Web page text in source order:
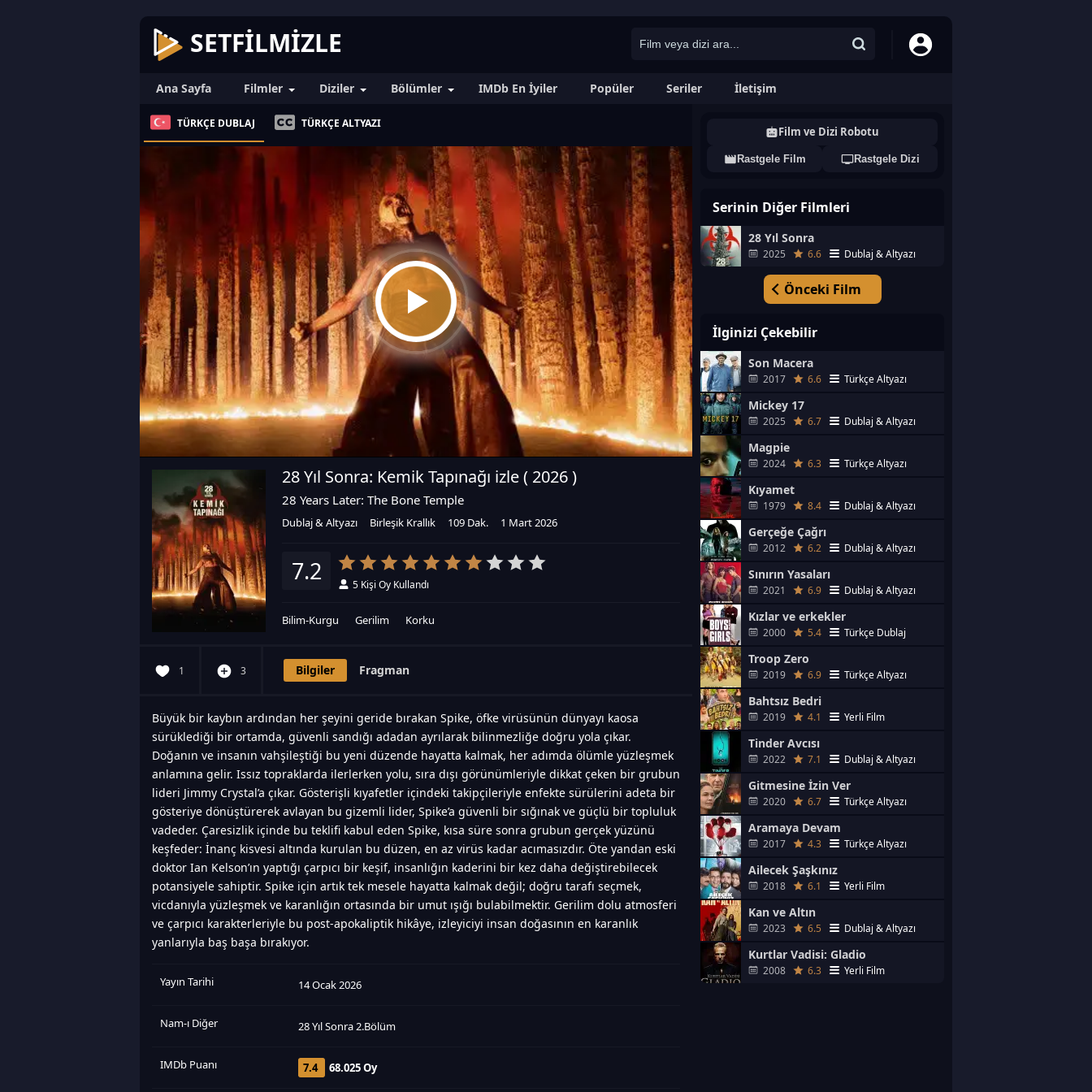
SETFILMIZLE
Ana Sayfa Filmler Diziler Bölümler IMDb En İyiler Popüler Seriler İletişim
TÜRKÇE DUBLAJ TÜRKÇE ALTYAZI
28 Yıl Sonra: Kemik Tapınağı izle ( 2026)
28 Years Later: The Bone Temple
Dublaj & Altyazı Birleşik Krallık 109 Dak. 1 Mart 2026
7.2 5 Kişi Oy Kullandı
Bilim-Kurgu Gerilim Korku
1 3 Bilgiler Fragman
Büyük bir kaybın ardından her şeyini geride bırakan Spike, öfke virüsünün dünyayı kaosa
sürüklediği bir ortamda, güvenli sandığı adadan ayrılarak bilinmezliğe doğru yola çıkar.
Doğanın ve insanın vahşileştiği bu yeni düzende hayatta kalmak, her adımda ölümle yüzleşmek
anlamına gelir. Issız topraklarda ilerlerken yolu, sıra dışı görünümleriyle dikkat çeken bir grubun
lideri Jimmy Crystal’a çıkar. Gösterişli kıyafetler içindeki takipçileriyle enfekte sürülerini adeta bir
gösteriye dönüştürerek avlayan bu gizemli lider, Spike’a güvenli bir sığınak ve güçlü bir topluluk
vadeder. Çaresizlik içinde bu teklifi kabul eden Spike, kısa süre sonra grubun gerçek yüzünü
keşfeder: İnanç kisvesi altında kurulan bu düzen, en az virüs kadar acımasızdır. Öte yandan eski
doktor Ian Kelson’ın yaptığı çarpıcı bir keşif, insanlığın kaderini bir kez daha değiştirebilecek
potansiyele sahiptir. Spike için artık tek mesele hayatta kalmak değil; doğru tarafı seçmek,
vicdanıyla yüzleşmek ve karanlığın ortasında bir umut ışığı bulabilmektir. Gerilim dolu atmosferi
ve çarpıcı karakterleriyle bu post-apokaliptik hikâye, izleyiciyi insan doğasının en karanlık
yanlarıyla baş başa bırakıyor.
Yayın Tarihi 14 Ocak 2026
Nam-ı Diğer 28 Yıl Sonra 2.Bölüm
IMDb Puanı 7.4 68.025 Oy
Film ve Dizi Robotu
Rastgele Film Rastgele Dizi
Serinin Diğer Filmleri
28 Yıl Sonra
2025 6.6 Dublaj & Altyazı
Önceki Film
İlginizi Çekebilir
Son Macera
2017 6.6 Türkçe Altyazı
Mickey 17
2025 6.7 Dublaj & Altyazı
Magpie
2024 6.3 Türkçe Altyazı
Kıyamet
1979 8.4 Dublaj & Altyazı
Gerçeğe Çağrı
2012 6.2 Dublaj & Altyazı
Sınırın Yasaları
2021 6.9 Dublaj & Altyazı
Kızlar ve erkekler
2000 5.4 Türkçe Dublaj
Troop Zero
2019 6.9 Türkçe Altyazı
Bahtsız Bedri
2019 4.1 Yerli Film
Tinder Avcısı
2022 7.1 Dublaj & Altyazı
Gitmesine İzin Ver
2020 6.7 Türkçe Altyazı
Aramaya Devam
2017 4.3 Türkçe Altyazı
Ailecek Şaşkınız
2018 6.1 Yerli Film
Kan ve Altın
2023 6.5 Dublaj & Altyazı
Kurtlar Vadisi: Gladio
2008 6.3 Yerli Film